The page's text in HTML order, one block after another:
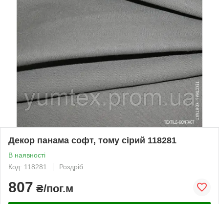
Декор панама софт, тому сірий 118281
В наявності
Код: 118281
Роздріб
807 ₴/пог.м